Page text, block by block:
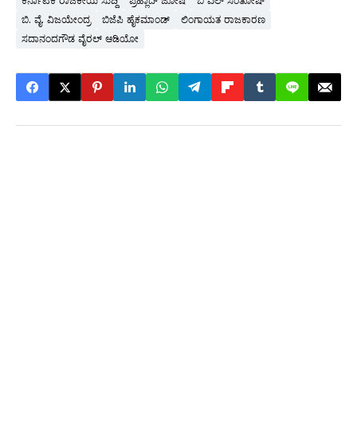
ಬಿ. ವೈ. ವಿಜಯೇಂದ್ರ
ಬಿಜೆಪಿ ಹೈಕಮಾಂಡ್
ಲಿಂಗಾಯತ ರಾಜಕಾರಣ
ಸದಾನಂದಗೌಡ ವೈರಲ್ ಆಡಿಯೋ